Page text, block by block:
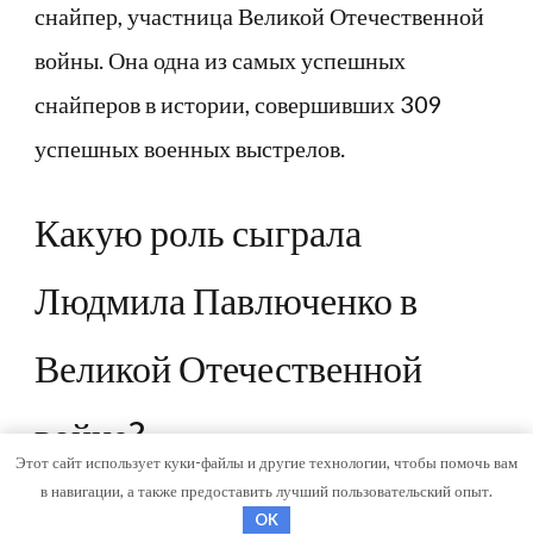
снайпер, участница Великой Отечественной
войны. Она одна из самых успешных
снайперов в истории, совершивших 309
успешных военных выстрелов.
Какую роль сыграла
Людмила Павлюченко в
Великой Отечественной
войне?
Людмила Павлюченко сражалась на фронтах
Великой Отечественной войны в качестве
Этот сайт использует куки-файлы и другие технологии, чтобы помочь вам
в навигации, а также предоставить лучший пользовательский опыт.
OK